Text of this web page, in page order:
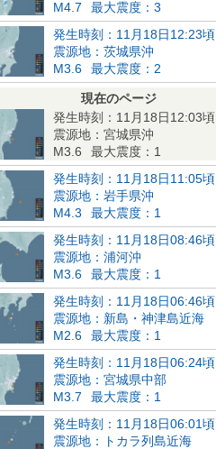
M4.7
最大震度：3
発生時刻：11月18日12:23頃
震源地：茨城県沖
M3.6
最大震度：2
現在のページ
発生時刻：11月18日12:03頃
震源地：宮城県沖
M3.6
最大震度：1
発生時刻：11月18日11:05頃
震源地：岩手県沖
M4.3
最大震度：1
発生時刻：11月18日08:46頃
震源地：浦河沖
M3.6
最大震度：1
発生時刻：11月18日06:46頃
震源地：新島・神津島近海
M2.6
最大震度：1
発生時刻：11月18日06:24頃
震源地：宮城県中部
M3.7
最大震度：1
発生時刻：11月18日06:01頃
震源地：トカラ列島近海